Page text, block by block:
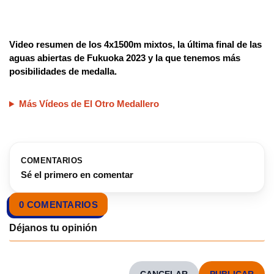
Video resumen de los 4x1500m mixtos, la última final de las
aguas abiertas de Fukuoka 2023 y la que tenemos más
posibilidades de medalla.
Más Vídeos de El Otro Medallero
COMENTARIOS
Sé el primero en comentar
0 COMENTARIOS